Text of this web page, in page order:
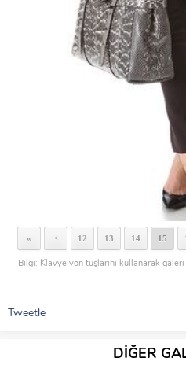
« < 12 13 14 15
Bilgi: Klavye yön tuşlarını kullanarak
Tweetle
DİĞER